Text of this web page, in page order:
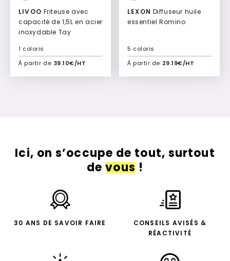
LIVOO
capacité de 1,5L en acier
inoxydable Tay
À partir de 39.10€/HT
1 coloris
Ajouter à mon devis
LEXON
essentiel Romino
À partir de 29.19€/HT
5 coloris
Ajouter à mon devis
Ici, on s’occupe de tout, surtout
devous!
30 ANS DE SAVOIR FAIRE
CONSEILS AVISÉS &
RÉACTIVITÉ